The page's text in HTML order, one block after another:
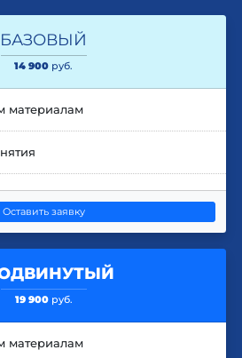
БАЗОВЫЙ
14 900 руб.
материалам
Оставить заявку
19 900 руб.
материалам